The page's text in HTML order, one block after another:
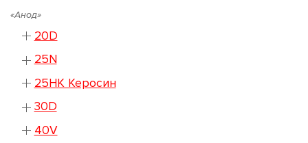
«Анод»
20D
25N
25HK Керосин
30D
40V